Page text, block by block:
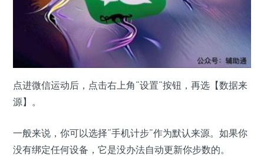
点进微信运动后，点击右上角“设置”按钮，再选【数据来
源】。
一般来说，你可以选择“手机计步”作为默认来源。如果你
没有绑定任何设备，它是没办法自动更新你步数的。